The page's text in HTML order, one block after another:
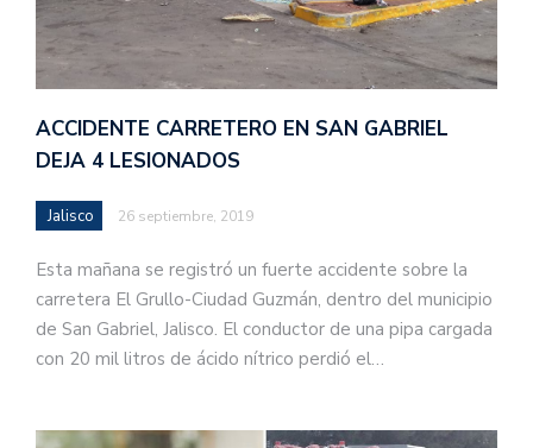
ACCIDENTE CARRETERO EN SAN GABRIEL
DEJA 4 LESIONADOS
Jalisco 26 septiembre, 2019
Esta mañana se registró un fuerte accidente sobre la
carretera El Grullo-Ciudad Guzmán, dentro del municipio
de San Gabriel, Jalisco. El conductor de una pipa cargada
con 20 mil litros de ácido nítrico perdió el…